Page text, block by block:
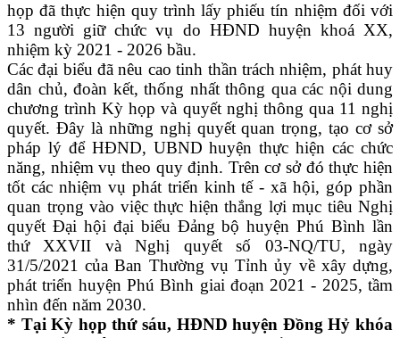
họp đã thực hiện quy trình lấy phiếu tín nhiệm đối với
13 người giữ chức vụ do HĐND huyện khoá XX,
nhiệm kỳ 2021 - 2026 bầu.
Các đại biểu đã nêu cao tinh thần trách nhiệm, phát huy
dân chủ, đoàn kết, thống nhất thông qua các nội dung
chương trình Kỳ họp và quyết nghị thông qua 11 nghị
quyết. Đây là những nghị quyết quan trọng, tạo cơ sở
pháp lý để HĐND, UBND huyện thực hiện các chức
năng, nhiệm vụ theo quy định. Trên cơ sở đó thực hiện
tốt các nhiệm vụ phát triển kinh tế - xã hội, góp phần
quan trọng vào việc thực hiện thắng lợi mục tiêu Nghị
quyết Đại hội đại biểu Đảng bộ huyện Phú Bình lần
thứ XXVII và Nghị quyết số 03-NQ/TU, ngày
31/5/2021 của Ban Thường vụ Tỉnh ủy về xây dựng,
phát triển huyện Phú Bình giai đoạn 2021 - 2025, tầm
nhìn đến năm 2030.
* Tại Kỳ họp thứ sáu, HĐND huyện Đồng Hỷ khóa